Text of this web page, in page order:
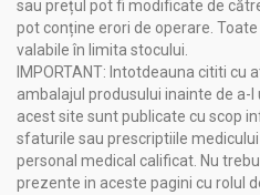
sau prețul pot fi modificate de
pot conține erori de operare.
valabile în limita stocului.
IMPORTANT: Intotdeauna cititi cu
ambalajul produsului inainte de a-
acest site sunt publicate cu scop
sfaturile sau prescriptiile
personal medical calificat. Nu
prezente in aceste pagini cu rolul